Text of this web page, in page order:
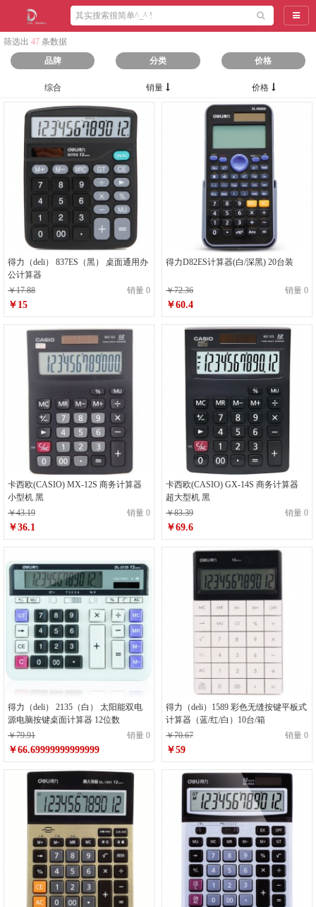
导航
筛选出 47 条数据
品牌
分类 价格
综合 销量 价格
得力（deli） 837ES（黑） 桌面通用办
公计算器
￥17.88
销量 0
￥15
得力D82ES计算器(白/深黑) 20台装
￥72.36 销量 0
￥60.4
卡西欧(CASIO) MX-12S 商务计算器
小型机 黑
￥43.19
销量 0
￥36.1
卡西欧(CASIO) GX-14S 商务计算器
超大型机 黑
￥83.39
销量 0
￥69.6
得力（deli） 2135（白） 太阳能双电
源电脑按键桌面计算器 12位数
￥79.91
销量 0
￥66.69999999999999
得力（deli）1589 彩色无缝按键平板式
计算器（蓝/红/白）10台/箱
￥70.67
销量 0
￥59